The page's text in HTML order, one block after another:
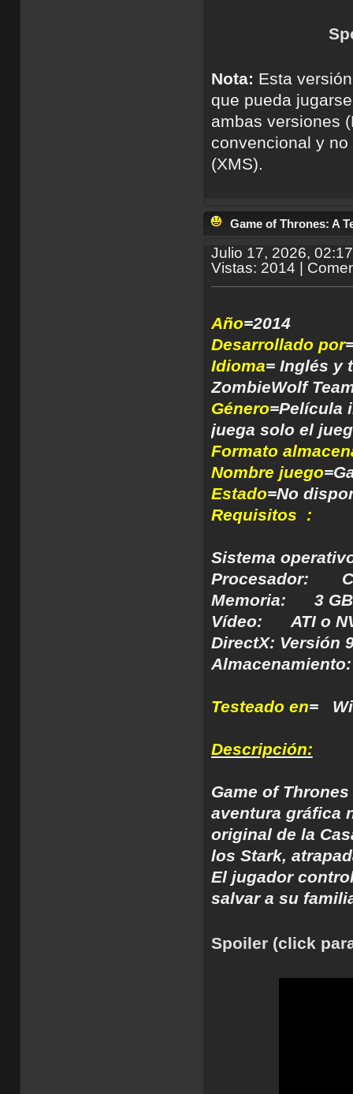
Nota: Esta
que pueda
ambas versiones
convencional y
(XMS).
Game of Thrones: A
Julio 17, 2026,
Vistas: 2014 |
Año=2014
Desarrollado por
Idioma= Inglés y
Género=Película
juega solo el
Formato
Nombre juego
Estado=No
Requisitos :
Sistema
Procesador:
Memoria: 3 GB
Vídeo: ATI o
DirectX: Versión
Testeado en=
Descripción:
Game of
aventura gráfica
original de la
los Stark,
El jugador
salvar a su
Spoiler (click